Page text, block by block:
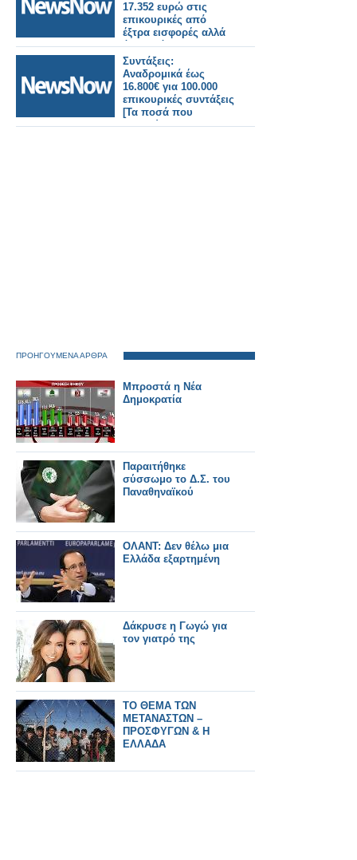
17.352 ευρώ στις
επικουρικές από
έξτρα εισφορές αλλά
όχι για όλους - Ποιοι
αδικούνται; [πίνακες
και παραδείγματα]
Συντάξεις:
Αναδρομικά έως
16.800€ για 100.000
επικουρικές συντάξεις
[Τα ποσά που
δικαιούνται
ΠΡΟΗΓΟΥΜΕΝΑ ΑΡΘΡΑ
Μπροστά η Nέα
Δημοκρατία
Παραιτήθηκε
σύσσωμο το Δ.Σ. του
Παναθηναϊκού
ΟΛΑΝΤ: Δεν θέλω μια
Ελλάδα εξαρτημένη
Δάκρυσε η Γωγώ για
τον γιατρό της
ΤΟ ΘΕΜΑ ΤΩΝ
ΜΕΤΑΝΑΣΤΩΝ –
ΠΡΟΣΦΥΓΩΝ & Η
ΕΛΛΑΔΑ